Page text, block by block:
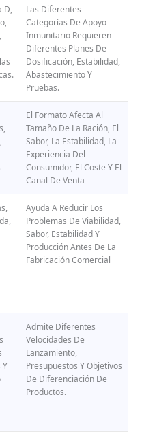
D,
Las Diferentes
Categorías De Apoyo
Inmunitario Requieren
Diferentes Planes De
Dosificación, Estabilidad,
Abastecimiento Y
Pruebas.
El Formato Afecta Al
Tamaño De La Ración, El
Sabor, La Estabilidad, La
Experiencia Del
Consumidor, El Coste Y El
Canal De Venta
Ayuda A Reducir Los
Problemas De Viabilidad,
Sabor, Estabilidad Y
Producción Antes De La
Fabricación Comercial
Y
Admite Diferentes
Velocidades De
Lanzamiento,
Presupuestos Y Objetivos
De Diferenciación De
Productos.